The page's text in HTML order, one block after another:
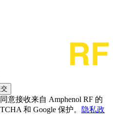
意接收来自 Amphenol RF 的
和 Google 保护。
隐私政